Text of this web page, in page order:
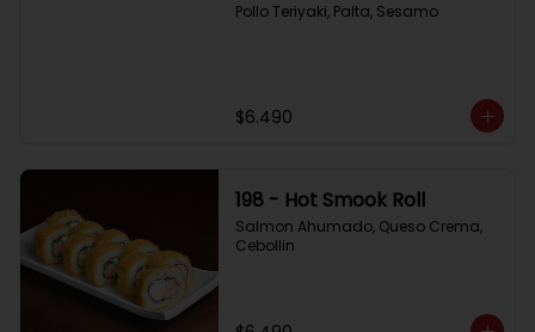
Pollo Teriyaki, Palta, Sesamo
$6.490
198 - Hot Smook Roll
Salmon Ahumado, Queso Crema,
Cebollin